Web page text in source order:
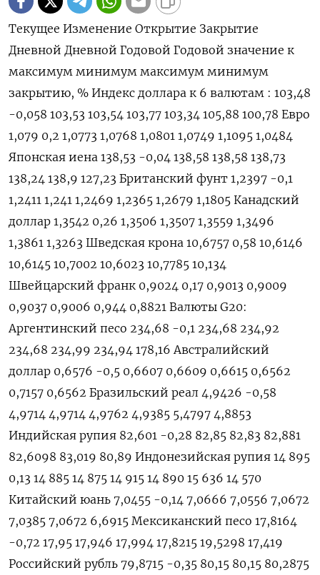
Текущее Изменение Открытие Закрытие
Дневной Дневной Годовой Годовой значение к
максимум минимум максимум минимум
закрытию, % Индекс доллара к 6 валютам : 103,48
-0,058 103,53 103,54 103,77 103,34 105,88 100,78 Евро
1,079 0,2 1,0773 1,0768 1,0801 1,0749 1,1095 1,0484
Японская иена 138,53 -0,04 138,58 138,58 138,73
138,24 138,9 127,23 Британский фунт 1,2397 -0,1
1,2411 1,241 1,2469 1,2365 1,2679 1,1805 Канадский
доллар 1,3542 0,26 1,3506 1,3507 1,3559 1,3496
1,3861 1,3263 Шведская крона 10,6757 0,58 10,6146
10,6145 10,7002 10,6023 10,7785 10,134
Швейцарский франк 0,9024 0,17 0,9013 0,9009
0,9037 0,9006 0,944 0,8821 Валюты G20:
Аргентинский песо 234,68 -0,1 234,68 234,92
234,68 234,99 234,94 178,16 Австралийский
доллар 0,6576 -0,5 0,6607 0,6609 0,6615 0,6562
0,7157 0,6562 Бразильский реал 4,9426 -0,58
4,9714 4,9714 4,9762 4,9385 5,4797 4,8853
Индийская рупия 82,601 -0,28 82,85 82,83 82,881
82,6098 83,019 80,89 Индонезийская рупия 14 895
0,13 14 885 14 875 14 915 14 890 15 636 14 570
Китайский юань 7,0455 -0,14 7,0666 7,0556 7,0672
7,0385 7,0672 6,6915 Мексиканский песо 17,8164
-0,72 17,95 17,946 17,994 17,8215 19,5298 17,419
Российский рубль 79,8715 -0,35 80,15 80,15 80,2875